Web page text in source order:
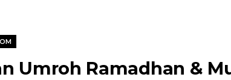
Umroh Ramadhan &